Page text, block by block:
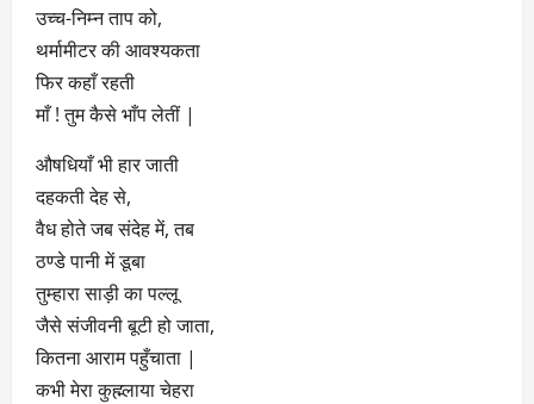
उच्च-निम्न ताप को,
थर्मामीटर की आवश्यकता
फिर कहाँ रहती
माँ ! तुम कैसे भाँप लेतीं |
औषधियाँ भी हार जाती
दहकती देह से,
वैध होते जब संदेह में, तब
ठण्डे पानी में डूबा
तुम्हारा साड़ी का पल्लू
जैसे संजीवनी बूटी हो जाता,
कितना आराम पहुँचाता |
कभी मेरा कुह्म्लाया चेहरा